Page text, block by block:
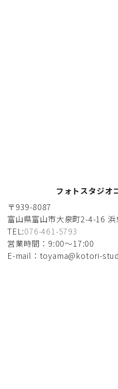
フォトスタジオ
〒939-8087
富山県富山市大泉町2-4-16
TEL:076-461-5793
営業時間：9:00〜17:00
E-mail：toyama@kotori-